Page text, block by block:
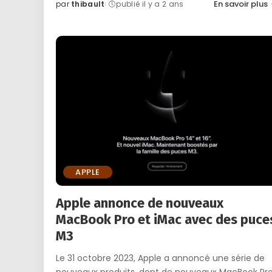
Posted
par thibault publié il y a 2 ans En savoir plus
APPLE
Apple annonce de nouveaux
MacBook Pro et iMac avec des
M3
Le 31 octobre 2023, Apple a annoncé une série de